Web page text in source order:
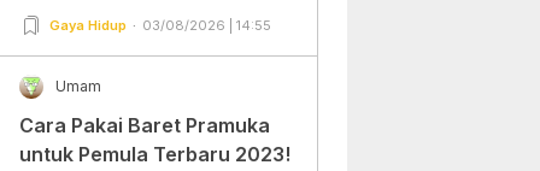
Gampang Banget dan Mudah
Gaya Hidup 03/08/2026 | 14:55
Umam
Cara Pakai Baret Pramuka
untuk Pemula Terbaru 2023!